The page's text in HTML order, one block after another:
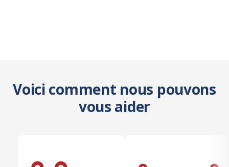
Voici comment nous pouvons
vous aider